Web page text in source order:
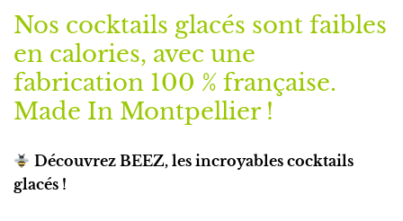
Nos cocktails glacés sont faibles
en calories, avec une
fabrication 100 % française.
Made In Montpellier !
Découvrez BEEZ, les incroyables cocktails
glacés !